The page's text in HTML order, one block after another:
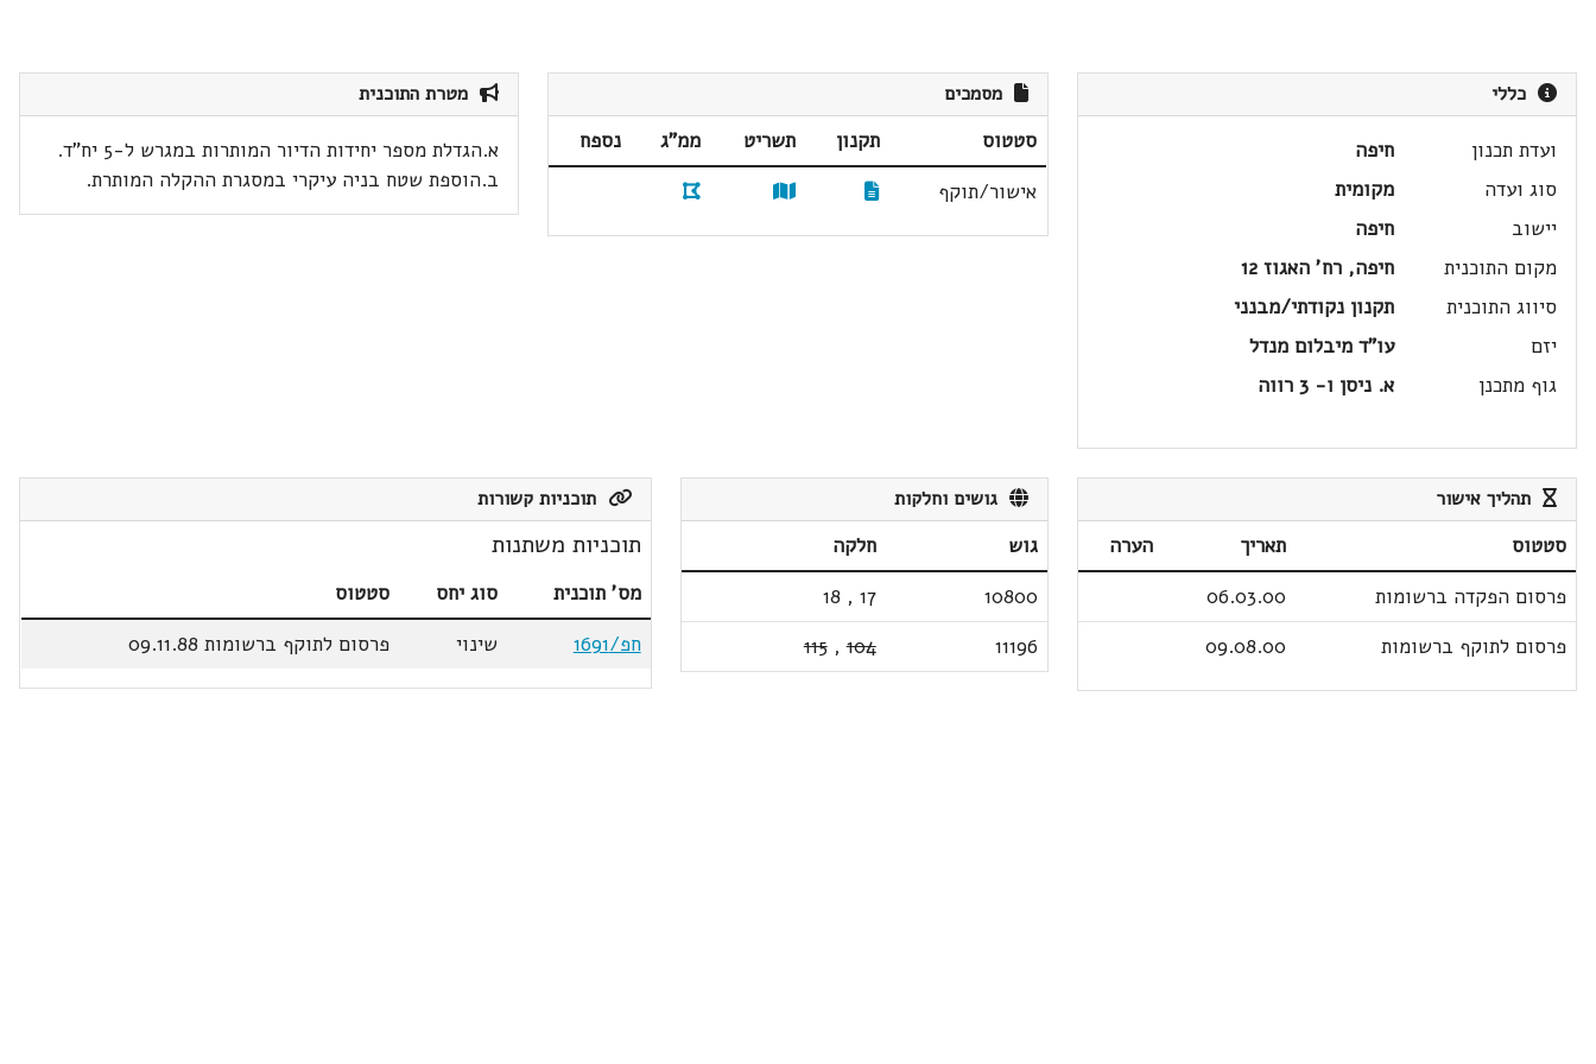
כללי
ועדת תכנון
חיפה
סוג ועדה
מקומית
יישוב
חיפה
מקום התוכנית
חיפה, רח' האגוז 12
סיווג התוכנית
תקנון נקודתי/מבנני
יזם
עו"ד מיבלום מנדל
גוף מתכנן
א. ניסן ו- 3 רווה
מסמכים
סטטוס תקנון תשריט ממ"ג
נספח
אישור/תוקף
מטרת התוכנית
א.הגדלת מספר יחידות הדיור המותרות במגרש ל-5 יח"ד.
ב.הוספת שטח בניה עיקרי במסגרת ההקלה המותרת.
תהליך אישור
סטטוס תאריך
הערה
פרסום הפקדה ברשומות
06.03.00
פרסום לתוקף ברשומות
09.08.00
גושים וחלקות
גוש
חלקה
10800
17
,
18
11196
104
,
115
תוכניות קשורות
תוכניות משתנות
מס' תוכנית סוג יחס
סטטוס
חפ/1691
שינוי פרסום לתוקף ברשומות 09.11.88